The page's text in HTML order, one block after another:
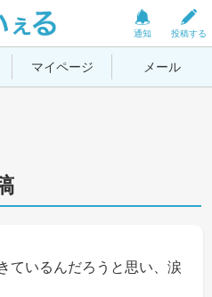
投稿する
通知
マイページ メール
ているんだろうと思い、涙